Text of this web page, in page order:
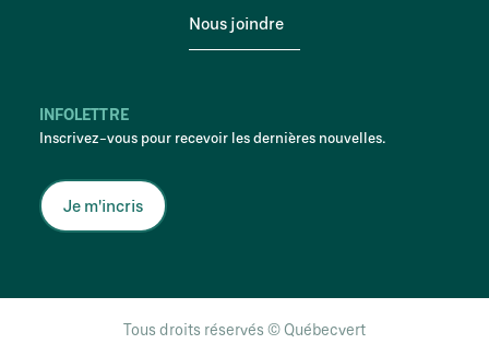
Nous joindre
INFOLETTRE
Inscrivez-vous pour recevoir les dernières nouvelles.
Je m'incris
Tous droits réservés © Québecvert